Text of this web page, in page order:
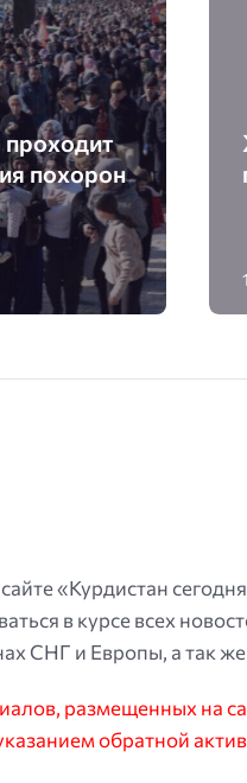
похорон
«Курдистан
в курсе всех
СНГ и Европы, а так
размещенных на
обратной